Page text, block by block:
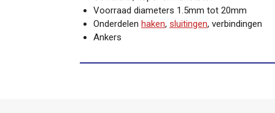
Voorraad diameters 1.5mm tot 20mm
Onderdelen haken, sluitingen, verbindingen
Ankers